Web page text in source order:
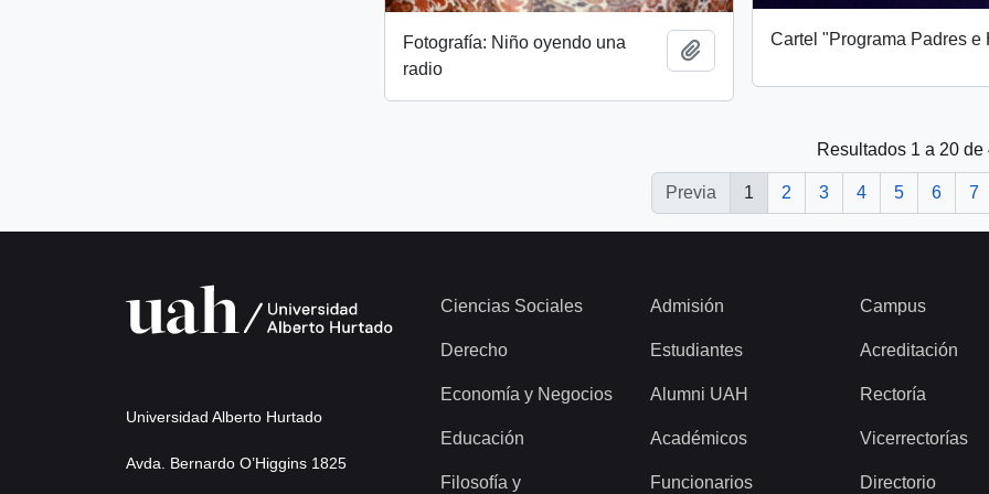
Fotografía: Niño oyendo una
radio
Añadir al portapapeles
Cartel "Programa Padres e
Resultados 1 a 20 de
Previa 1 2 3 4 5 6 7
Universidad Alberto Hurtado
Avda. Bernardo O’Higgins 1825
Ciencias Sociales
Derecho
Economía y Negocios
Educación
Filosofía y
Admisión
Estudiantes
Alumni UAH
Académicos
Funcionarios
Campus
Acreditación
Rectoría
Vicerrectorías
Directorio